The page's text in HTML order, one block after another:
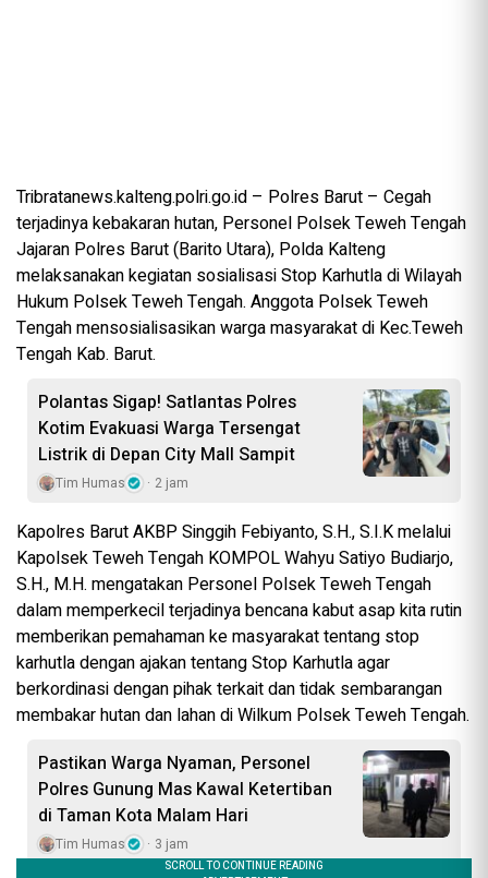
Tribratanews.kalteng.polri.go.id – Polres Barut – Cegah
terjadinya kebakaran hutan, Personel Polsek Teweh Tengah
Jajaran Polres Barut (Barito Utara), Polda Kalteng
melaksanakan kegiatan sosialisasi Stop Karhutla di Wilayah
Hukum Polsek Teweh Tengah. Anggota Polsek Teweh
Tengah mensosialisasikan warga masyarakat di Kec.Teweh
Tengah Kab. Barut.
Polantas Sigap! Satlantas Polres
Kotim Evakuasi Warga Tersengat
Listrik di Depan City Mall Sampit
Tim Humas 2 jam
Kapolres Barut AKBP Singgih Febiyanto, S.H., S.I.K melalui
Kapolsek Teweh Tengah KOMPOL Wahyu Satiyo Budiarjo,
S.H., M.H. mengatakan Personel Polsek Teweh Tengah
dalam memperkecil terjadinya bencana kabut asap kita rutin
memberikan pemahaman ke masyarakat tentang stop
karhutla dengan ajakan tentang Stop Karhutla agar
berkordinasi dengan pihak terkait dan tidak sembarangan
membakar hutan dan lahan di Wilkum Polsek Teweh Tengah.
Pastikan Warga Nyaman, Personel
Polres Gunung Mas Kawal Ketertiban
di Taman Kota Malam Hari
Tim Humas 3 jam